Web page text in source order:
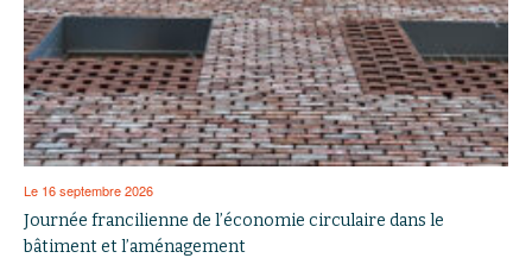
Le 16 septembre 2026
Journée francilienne de l’économie circulaire dans le
bâtiment et l’aménagement